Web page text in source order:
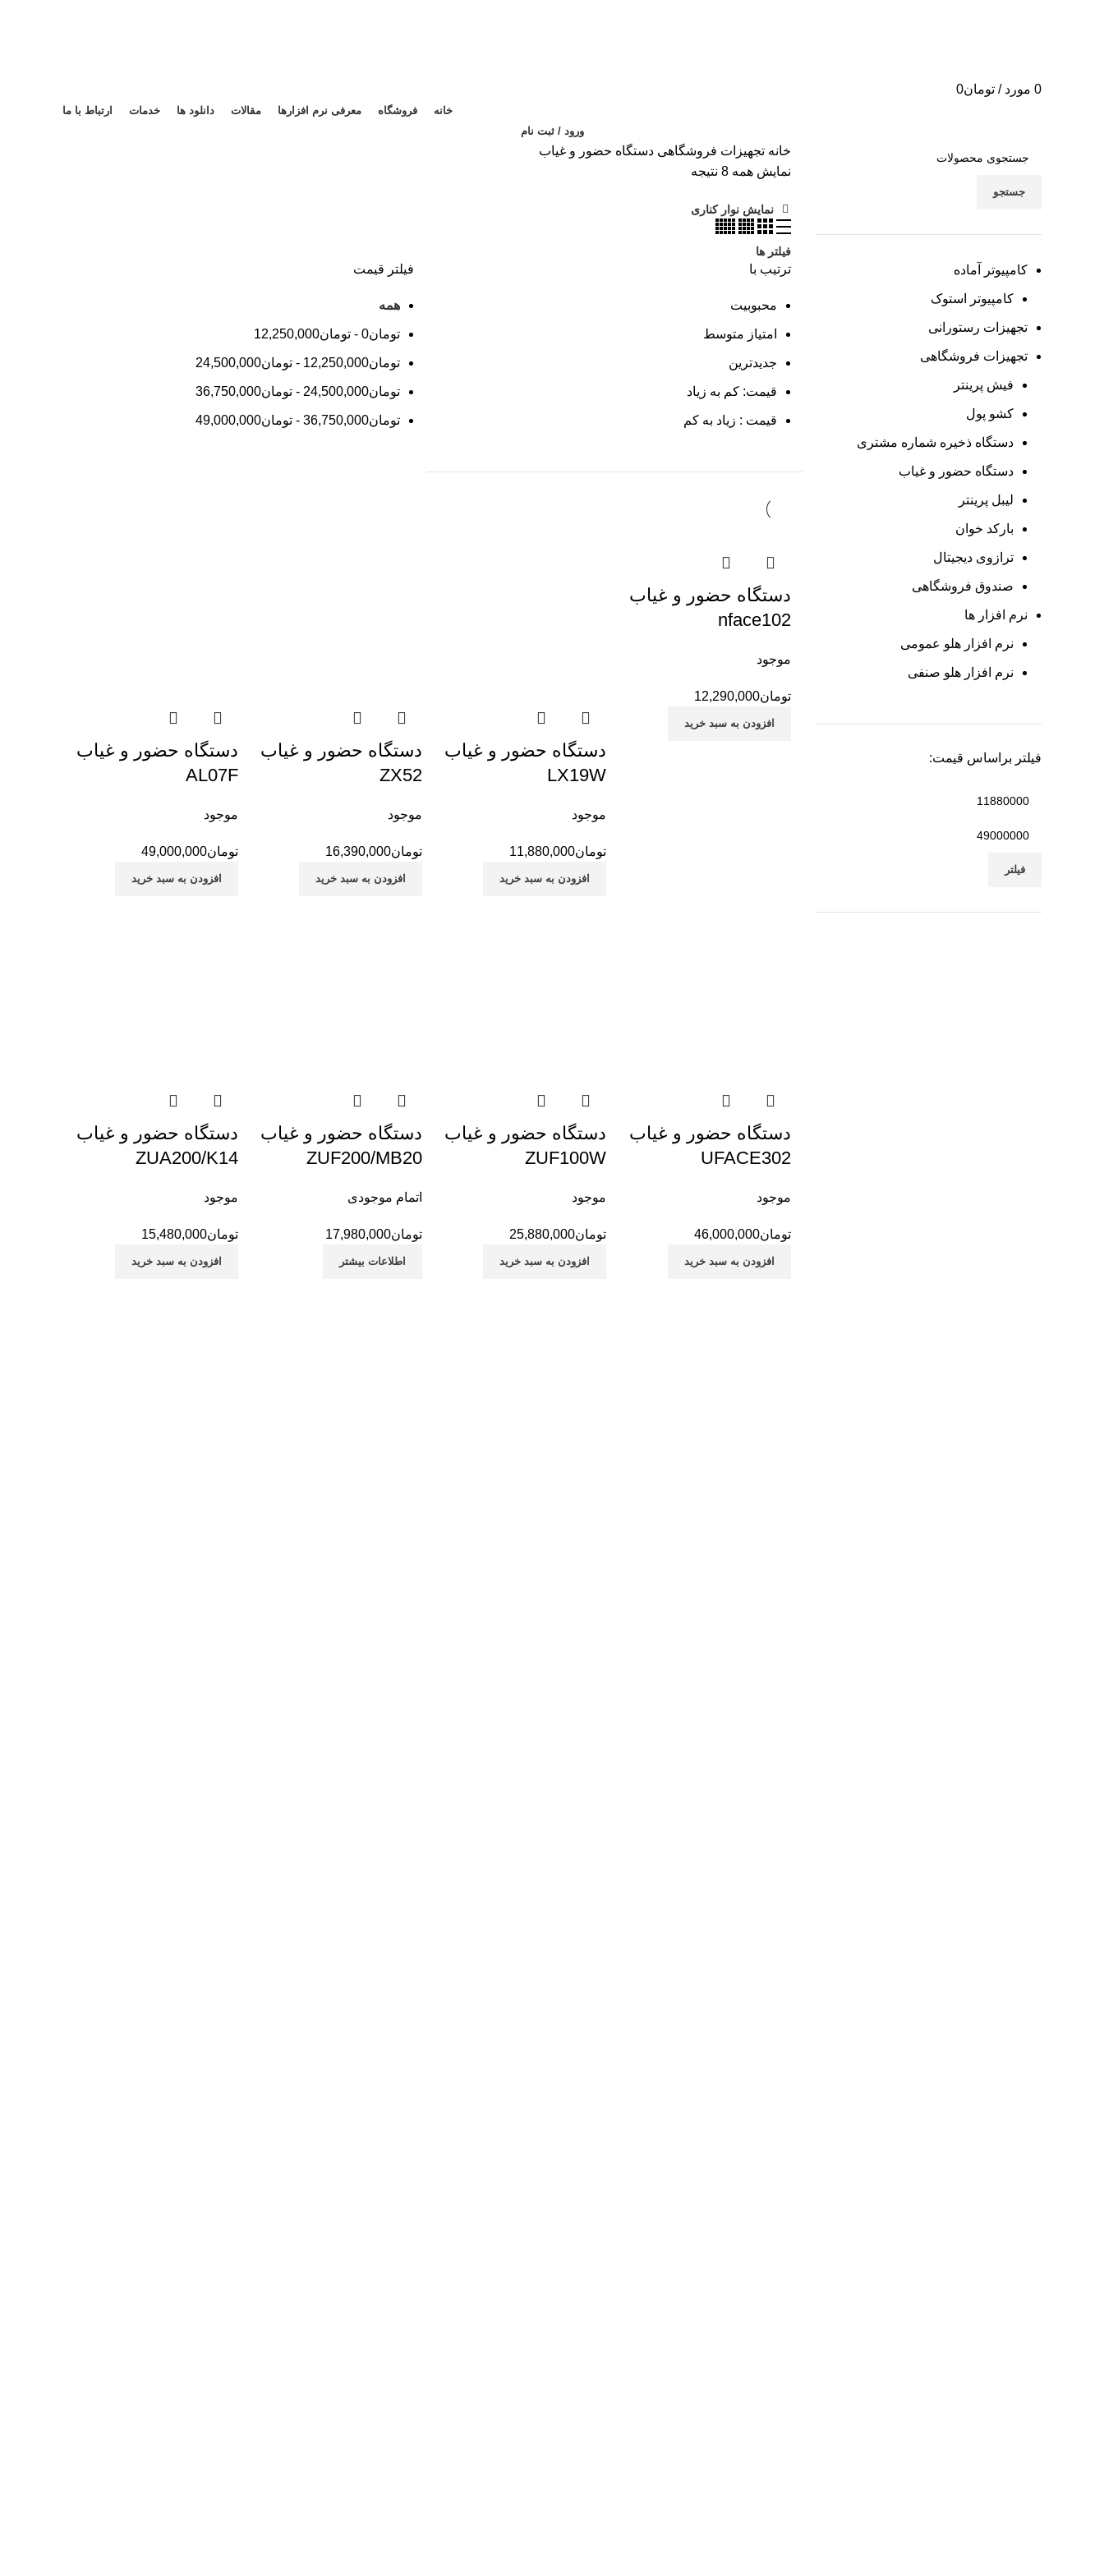
0 مورد / تومان0
خانه فروشگاه معرفی نرم افزارها مقالات دانلود ها خدمات
ارتباط با ما
ورود / ثبت نام
جستجو
کامپیوتر آماده
کامپیوتر استوک
تجهیزات رستورانی
تجهیزات فروشگاهی
فیش پرینتر
کشو پول
دستگاه ذخیره شماره مشتری
دستگاه حضور و غیاب
لیبل پرینتر
بارکد خوان
ترازوی دیجیتال
صندوق فروشگاهی
نرم افزار ها
نرم افزار هلو عمومی
نرم افزار هلو صنفی
فیلتر براساس قیمت:
فیلتر
خانهتجهیزات فروشگاهیدستگاه حضور و غیاب
نمایش همه 8 نتیجه
نمایش نوار کناری
فیلتر ها
ترتیب با
محبوبیت
امتیاز متوسط
جدیدترین
قیمت: کم به زیاد
قیمت : زیاد به کم
فیلتر قیمت
همه
تومان0
- تومان12,250,000
تومان12,250,000
- تومان24,500,000
تومان24,500,000
- تومان36,750,000
تومان36,750,000
- تومان49,000,000
دستگاه حضور و غیاب
nface102
موجود
تومان12,290,000
افزودن به سبد خرید
دستگاه حضور و غیاب
LX19W
موجود
تومان11,880,000
افزودن به سبد خرید
دستگاه حضور و غیاب
ZX52
موجود
تومان16,390,000
افزودن به سبد خرید
دستگاه حضور و غیاب
AL07F
موجود
تومان49,000,000
افزودن به سبد خرید
دستگاه حضور و غیاب
UFACE302
موجود
تومان46,000,000
افزودن به سبد خرید
دستگاه حضور و غیاب
ZUF100W
موجود
تومان25,880,000
افزودن به سبد خرید
دستگاه حضور و غیاب
ZUF200/MB20
اتمام موجودی
تومان17,980,000
اطلاعات بیشتر
دستگاه حضور و غیاب
ZUA200/K14
موجود
تومان15,480,000
افزودن به سبد خرید